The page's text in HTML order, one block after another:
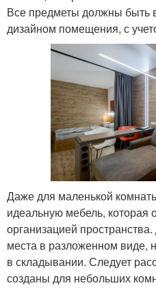
Все предметы должны быть
дизайном помещения, с
Даже для маленькой
идеальную мебель, которая
организацией
места в разложенном виде,
в складывании. Следует
созданы для небольших